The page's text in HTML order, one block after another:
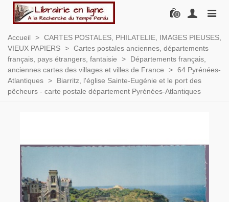
0
Accueil > CARTES POSTALES, PHILATELIE, IMAGES PIEUSES,
VIEUX PAPIERS > Cartes postales anciennes, départements
français, pays étrangers, fantaisie
>
Départements français,
anciennes cartes des villages et villes de France
> 64 Pyrénées-
Atlantiques >
Biarritz, l'église Sainte-Eugénie et le port des
pêcheurs - carte postale département Pyrénées-Atlantiques